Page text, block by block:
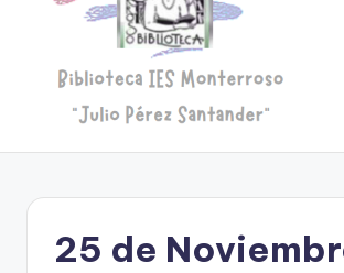
25 de